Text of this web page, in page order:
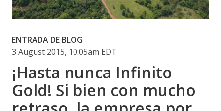
ENTRADA DE BLOG
3 August 2015, 10:05am EDT
¡Hasta nunca Infinito
Gold! Si bien con mucho